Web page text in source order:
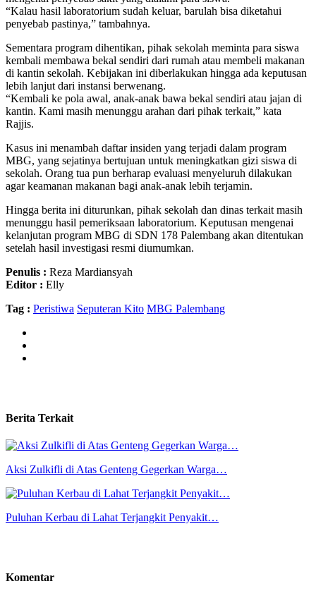
“Kalau hasil laboratorium sudah keluar, barulah bisa diketahui
penyebab pastinya,” tambahnya.
Sementara program dihentikan, pihak sekolah meminta para siswa
kembali membawa bekal sendiri dari rumah atau membeli makanan
di kantin sekolah. Kebijakan ini diberlakukan hingga ada keputusan
lebih lanjut dari instansi berwenang.
“Kembali ke pola awal, anak-anak bawa bekal sendiri atau jajan di
kantin. Kami masih menunggu arahan dari pihak terkait,” kata
Rajjis.
Kasus ini menambah daftar insiden yang terjadi dalam program
MBG, yang sejatinya bertujuan untuk meningkatkan gizi siswa di
sekolah. Orang tua pun berharap evaluasi menyeluruh dilakukan
agar keamanan makanan bagi anak-anak lebih terjamin.
Hingga berita ini diturunkan, pihak sekolah dan dinas terkait masih
menunggu hasil pemeriksaan laboratorium. Keputusan mengenai
kelanjutan program MBG di SDN 178 Palembang akan ditentukan
setelah hasil investigasi resmi diumumkan.
Penulis : Reza Mardiansyah
Editor : Elly
Tag : Peristiwa Seputeran Kito MBG Palembang
Berita Terkait
Aksi Zulkifli di Atas Genteng Gegerkan Warga…
Puluhan Kerbau di Lahat Terjangkit Penyakit…
Komentar